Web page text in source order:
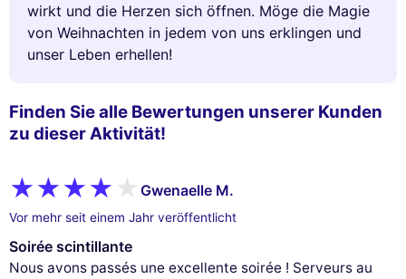
Finden Sie alle Bewertungen unserer Kunden
zu dieser Aktivität!
Gwenaelle M.
Vor mehr seit einem Jahr veröffentlicht
Soirée scintillante
Nous avons passés une excellente soirée ! Serveurs au
wirkt und die Herzen sich öffnen. Möge die Magie
von Weihnachten in jedem von uns erklingen und
unser Leben erhellen!